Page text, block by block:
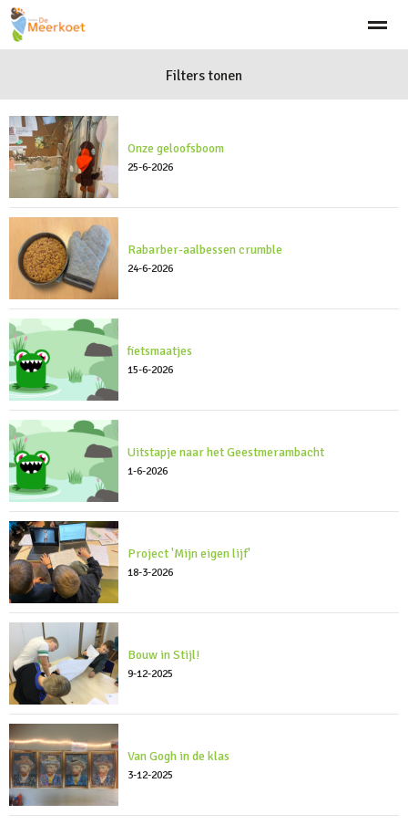
Aanmelden Team
Home Bellen Zoeken
Filters tonen
Onze geloofsboom
25-6-2026
Rabarber-aalbessen crumble
24-6-2026
fietsmaatjes
15-6-2026
Uitstapje naar het Geestmerambacht
1-6-2026
Project 'Mijn eigen lijf'
18-3-2026
Bouw in Stijl!
9-12-2025
Van Gogh in de klas
3-12-2025